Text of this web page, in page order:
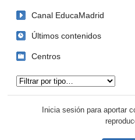
Canal EducaMadrid
Últimos contenidos
Centros
Inicia sesión para aportar